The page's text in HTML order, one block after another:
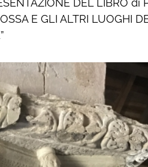
DEL LIBRO di
E GLI ALTRI LUOGHI